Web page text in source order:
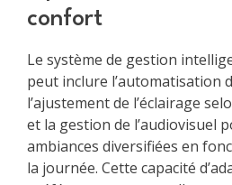
confort
Le système de gestion
peut inclure l’automatisation
l’ajustement de l’éclairage
et la gestion de l’audiovisuel
ambiances diversifiées en
la journée. Cette capacité